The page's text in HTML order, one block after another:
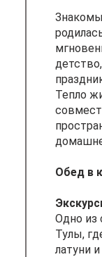
Тепло
Обед в
Одно из
Тулы,
латуни